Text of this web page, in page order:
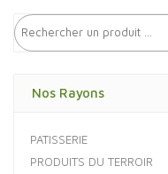
Nos Rayons
PATISSERIE
PRODUITS DU TERROIR